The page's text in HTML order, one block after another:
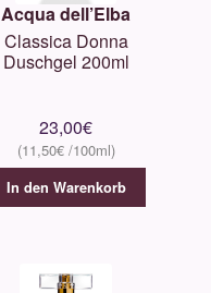
Acqua dell’Elba
Classica Donna
Duschgel 200ml
23,00€
11,50€
In den Warenkorb